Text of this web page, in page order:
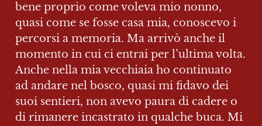
bene proprio come voleva mio nonno,
quasi come se fosse casa mia, conoscevo i
percorsi a memoria. Ma arrivò anche il
momento in cui ci entrai per l’ultima volta.
Anche nella mia vecchiaia ho continuato
ad andare nel bosco, quasi mi fidavo dei
suoi sentieri, non avevo paura di cadere o
di rimanere incastrato in qualche buca. Mi